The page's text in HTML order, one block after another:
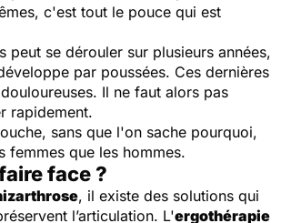
c'est tout le pouce qui est
peut se dérouler sur plusieurs années,
par poussées. Ces dernières
Il ne faut alors pas
rapidement.
sans que l'on sache pourquoi,
femmes que les hommes.
face ?
, il existe des solutions qui
l’articulation. L'ergothérapie